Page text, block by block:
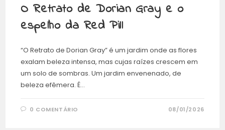
O Retrato de Dorian Gray e o
espelho da Red Pill
“O Retrato de Dorian Gray” é um jardim onde as flores
exalam beleza intensa, mas cujas raízes crescem em
um solo de sombras. Um jardim envenenado, de
beleza efêmera. É…
0 COMENTÁRIO 08/01/2026